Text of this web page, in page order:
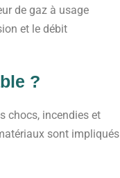
de gaz à usage
et le débit
?
chocs, incendies et
sont impliqués